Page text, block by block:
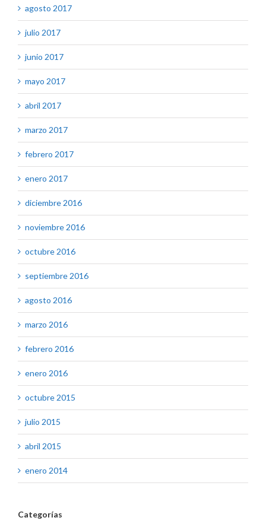
agosto 2017
julio 2017
junio 2017
mayo 2017
abril 2017
marzo 2017
febrero 2017
enero 2017
diciembre 2016
noviembre 2016
octubre 2016
septiembre 2016
agosto 2016
marzo 2016
febrero 2016
enero 2016
octubre 2015
julio 2015
abril 2015
enero 2014
Categorías